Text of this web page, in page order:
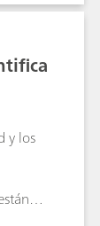
y los